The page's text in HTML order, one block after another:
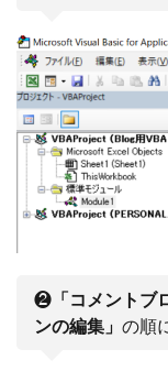
❷ 「コメント
ンの編集」 の順